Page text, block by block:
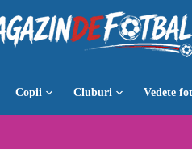
Copii Cluburi Vedete